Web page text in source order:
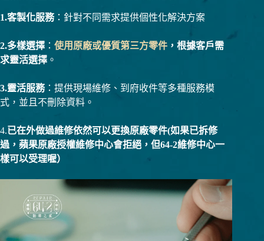
1.客製化服務：針對不同需求提供個性化解決方案
2.多樣選擇 ： 使用原廠或優質第三方零件 ，根據客戶需
求靈活選擇 。
3.靈活服務：提供現場維修、到府收件等多種服務模
式，並且不刪除資料。
4.已在外做過維修依然可以更換原廠零件(如果已拆修
過，蘋果原廠授權維修中心會拒絕，但64-2維修中心一
樣可以受理喔）